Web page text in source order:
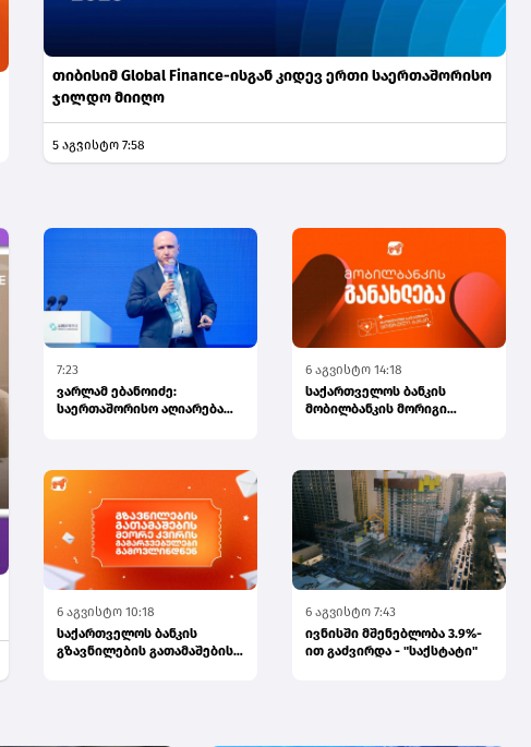
თიბისიმ Global Finance-ისგან კიდევ ერთი საერთაშორისო
ჯილდო მიიღო
5 აგვისტო 7:58
7:23
ვარლამ ებანოიძე:
საერთაშორისო აღიარება
6 აგვისტო 14:18
საქართველოს ბანკის
მობილბანკის მორიგი
6 აგვისტო 10:18
საქართველოს ბანკის
გზავნილების გათამაშების
6 აგვისტო 7:43
ივნისში მშენებლობა 3.9%-
ით გაძვირდა - "საქსტატი"